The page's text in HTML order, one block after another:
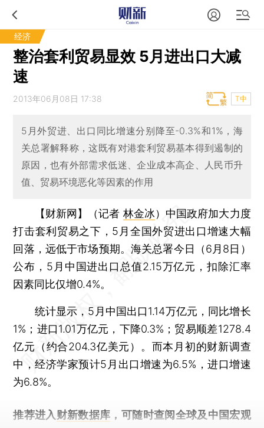
经济
整治套利贸易显效 5月进出口大减
速
2013年06月08日 17:38 T中
5月外贸进、出口同比增速分别降至-0.3%和1%，海
关总署解释称，这既有对港套利贸易基本得到遏制的
原因，也有外部需求低迷、企业成本高企、人民币升
值、贸易环境恶化等因素的作用
【财新网】（记者 林金冰） 中国政府加大力度
打击套利贸易之下，5月全国外贸进出口增速大幅
回落，远低于市场预期。海关总署今日（6月8日）
公布，5月中国进出口总值2.15万亿元，扣除汇率
因素同比仅增0.4%。
统计显示，5月中国出口1.14万亿元，同比增长
1%；进口1.01万亿元，下降0.3%；贸易顺差1278.4
亿元（约合204.3亿美元）。而本月初的财新调查
中，经济学家预计5月出口增速为6.5%，进口增速
为6.8%。
推荐进入 财新数据库 ，可随时查阅全球及中国宏观